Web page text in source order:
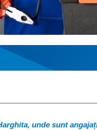
unde sunt